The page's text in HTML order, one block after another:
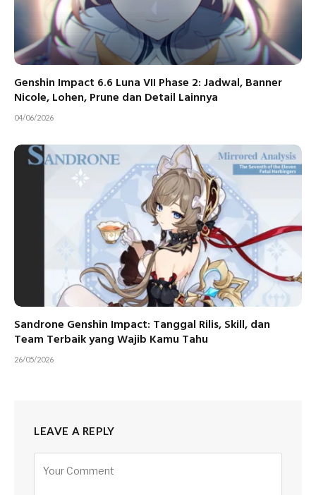
Genshin Impact 6.6 Luna VII Phase 2: Jadwal, Banner
Nicole, Lohen, Prune dan Detail Lainnya
04/06/2026
Sandrone Genshin Impact: Tanggal Rilis, Skill, dan
Team Terbaik yang Wajib Kamu Tahu
26/05/2026
LEAVE A REPLY